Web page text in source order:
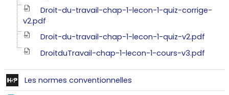
Droit-du-travail-chap-1-lecon-1-quiz-corrige-
v2.pdf
Droit-du-travail-chap-1-lecon-1-quiz-v2.pdf
DroitduTravail-chap-1-lecon-1-cours-v3.pdf
Les normes conventionnelles